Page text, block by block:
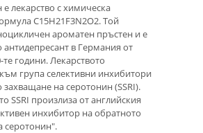
лекарство с химическа
C15H21F3N2O2. Той
ароматен пръстен и е
антидепресант в Германия от
те години. Лекарството
група селективни инхибитори
захващане на серотонин (SSRI).
SSRI произлиза от английския
инхибитор на обратното
серотонин".